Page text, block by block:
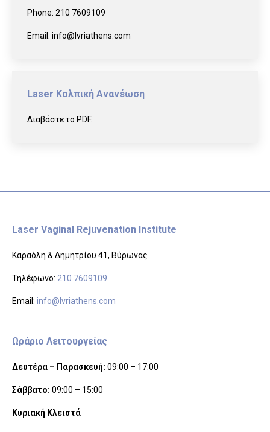
Phone: 210 7609109
Email: info@lvriathens.com
Laser Κολπική Ανανέωση
Διαβάστε το PDF.
Laser Vaginal Rejuvenation Institute
Καραόλη & Δημητρίου 41, Βύρωνας
Τηλέφωνο: 210 7609109
Email: info@lvriathens.com
Ωράριο Λειτουργείας
Δευτέρα – Παρασκευή: 09:00 – 17:00
Σάββατο: 09:00 – 15:00
Κυριακή Κλειστά